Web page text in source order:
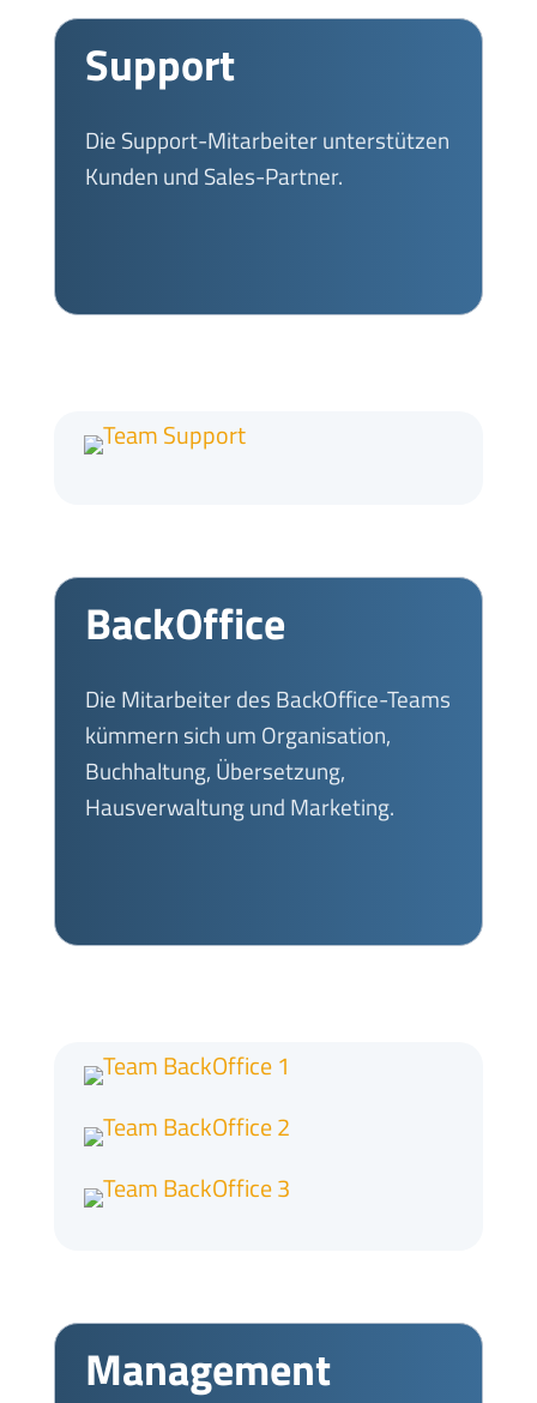
Support
Die Support-Mitarbeiter unterstützen
Kunden und Sales-Partner.
BackOffice
Die Mitarbeiter des BackOffice-Teams
kümmern sich um Organisation,
Buchhaltung, Übersetzung,
Hausverwaltung und Marketing.
Management